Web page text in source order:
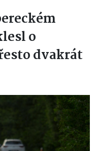
o
dvakrát